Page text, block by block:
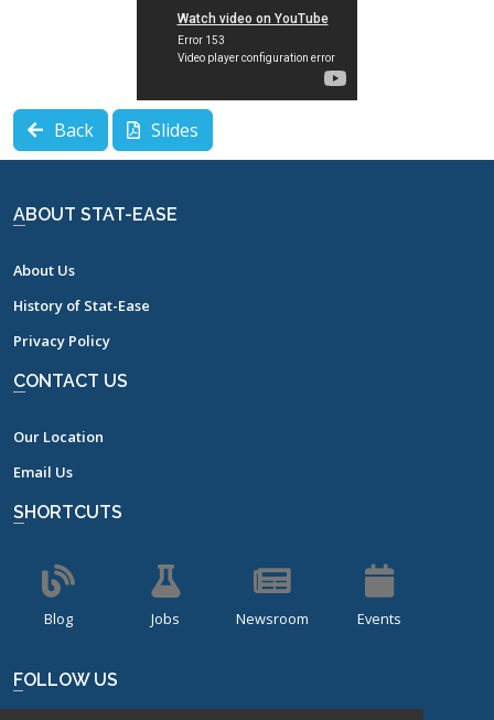
Back Slides
ABOUT STAT-EASE
About Us
History of Stat-Ease
Privacy Policy
CONTACT US
Our Location
Email Us
SHORTCUTS
Blog Jobs Newsroom Events
FOLLOW US